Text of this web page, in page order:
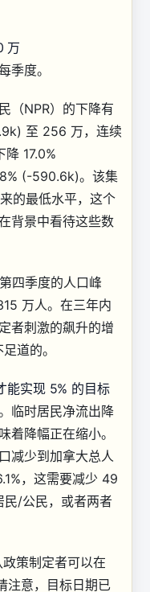
万
季度。
（NPR）的下降有
至 256 万，连续
降 17.0%
(-590.6k)。该集
的最低水平，这个
背景中看待这些数
四季度的人口峰
万人。在三年内
者刺激的飙升的增
道的。
能实现 5% 的目标
临时居民净流出降
着降幅正在缩小。
减少到加拿大总人
，这需要减少 49
/公民，或者两者
策制定者可以在
注意，目标日期已